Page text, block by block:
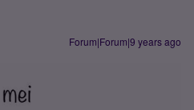
Forum|Forum|9 years ago